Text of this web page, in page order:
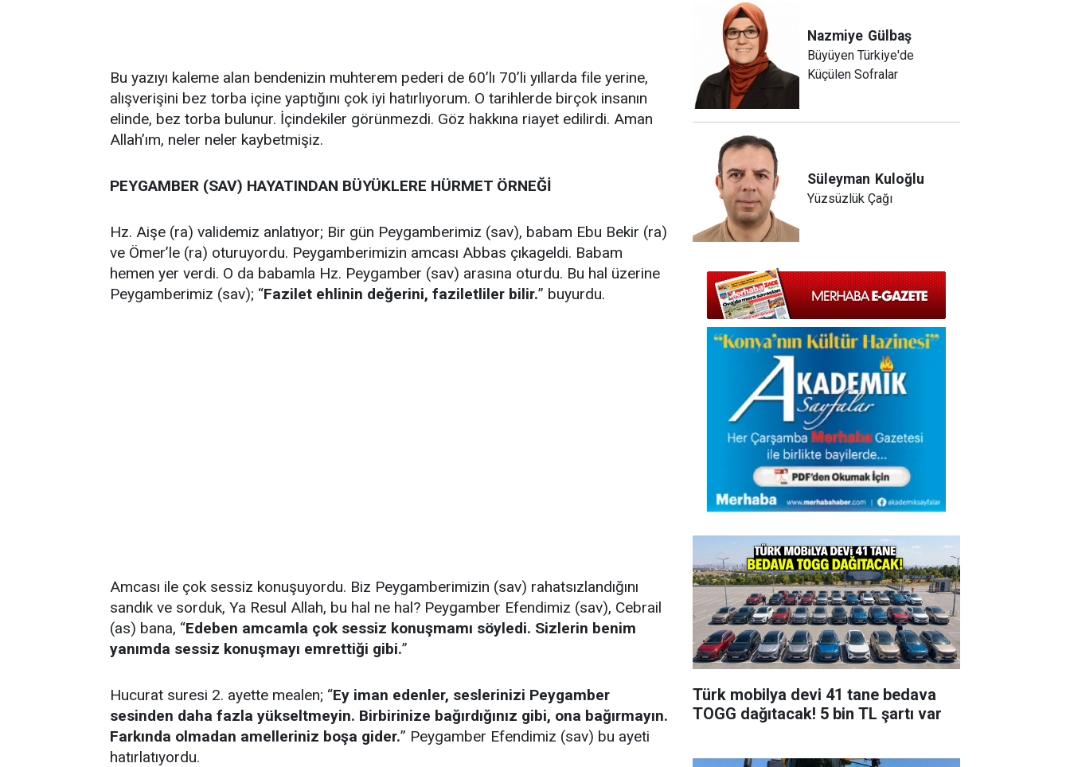
Bu yazıyı kaleme alan bendenizin muhterem pederi de 60’lı 70’li yıllarda file yerine,
alışverişini bez torba içine yaptığını çok iyi hatırlıyorum. O tarihlerde birçok insanın
elinde, bez torba bulunur. İçindekiler görünmezdi. Göz hakkına riayet edilirdi. Aman
Allah’ım, neler neler kaybetmişiz.
PEYGAMBER (SAV) HAYATINDAN BÜYÜKLERE HÜRMET ÖRNEĞİ
Hz. Aişe (ra) validemiz anlatıyor; Bir gün Peygamberimiz (sav), babam Ebu Bekir (ra)
ve Ömer’le (ra) oturuyordu. Peygamberimizin amcası Abbas çıkageldi. Babam
hemen yer verdi. O da babamla Hz. Peygamber (sav) arasına oturdu. Bu hal üzerine
Peygamberimiz (sav); “Fazilet ehlinin değerini, faziletliler bilir.” buyurdu.
Amcası ile çok sessiz konuşuyordu. Biz Peygamberimizin (sav) rahatsızlandığını
sandık ve sorduk, Ya Resul Allah, bu hal ne hal? Peygamber Efendimiz (sav), Cebrail
(as) bana, “Edeben amcamla çok sessiz konuşmamı söyledi. Sizlerin benim
yanımda sessiz konuşmayı emrettiği gibi.”
Hucurat suresi 2. ayette mealen; “Ey iman edenler, seslerinizi Peygamber
sesinden daha fazla yükseltmeyin. Birbirinize bağırdığınız gibi, ona bağırmayın.
Farkında olmadan amelleriniz boşa gider.” Peygamber Efendimiz (sav) bu ayeti
hatırlatıyordu.
Nazmiye Gülbaş
Büyüyen Türkiye'de
Küçülen Sofralar
Süleyman Kuloğlu
Yüzsüzlük Çağı
Türk mobilya devi 41 tane bedava
TOGG dağıtacak! 5 bin TL şartı var